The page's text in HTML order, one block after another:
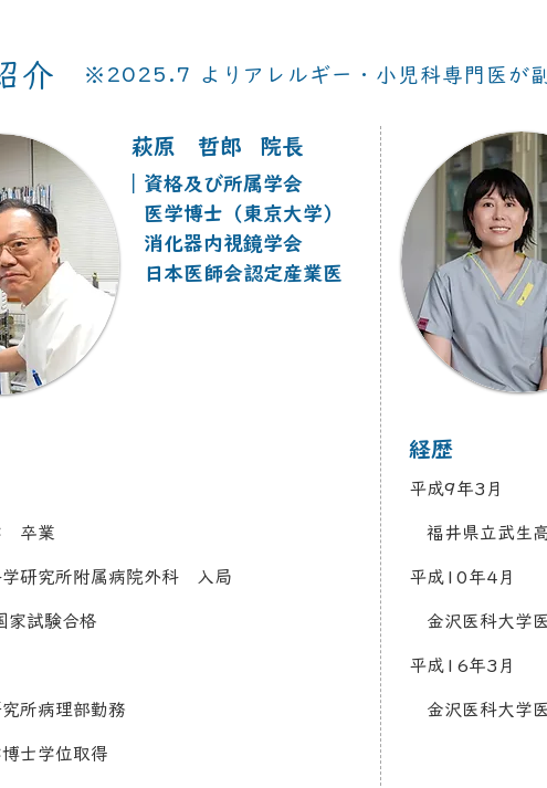
介 ※2025.7 よりアレルギー・小児科専門医が
萩原 哲郎 院長
｜資格及び所属学会
医学博士（東京大学）
消化器内視鏡学会
日本医師会認定産業医
​経歴
卒業
研究所附属病院外科 入局
試験合格
所病理部勤務
士学位取得
平成9年3月
福井県立武生
平成10年4月
金沢医科大学
平成16年3月
金沢医科大学